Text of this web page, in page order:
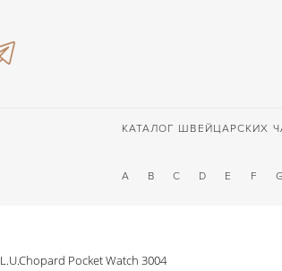
КАТАЛОГ ШВЕЙЦАРСКИХ
A B C D E F G
L.U.Chopard Pocket Watch 3004